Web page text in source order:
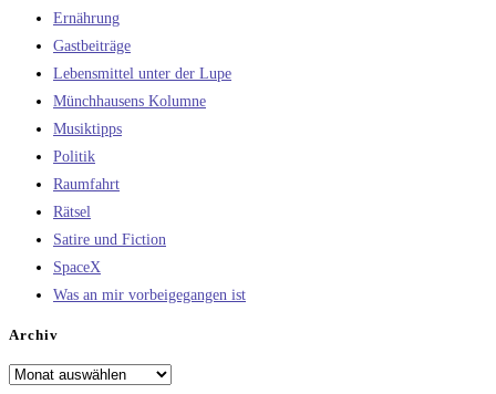
Ernährung
Gastbeiträge
Lebensmittel unter der Lupe
Münchhausens Kolumne
Musiktipps
Politik
Raumfahrt
Rätsel
Satire und Fiction
SpaceX
Was an mir vorbeigegangen ist
Archiv
Archiv